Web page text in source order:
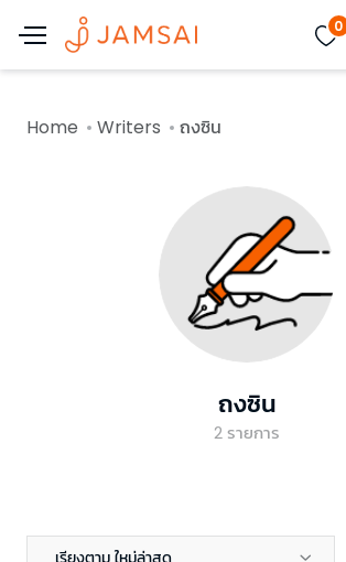
0
Home Writers ถงซิน
ถงซิน
2รายการ
เรียงตาม ใหม่ล่าสุด